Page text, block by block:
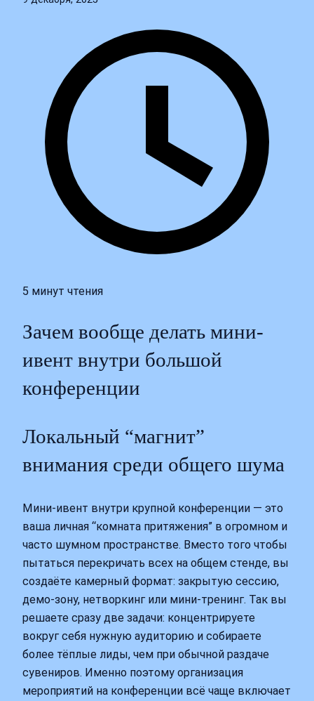
5 минут чтения
Зачем вообще делать мини-
ивент внутри большой
конференции
Локальный “магнит”
внимания среди общего шума
Мини-ивент внутри крупной конференции — это
ваша личная “комната притяжения” в огромном и
часто шумном пространстве. Вместо того чтобы
пытаться перекричать всех на общем стенде, вы
создаёте камерный формат: закрытую сессию,
демо-зону, нетворкинг или мини-тренинг. Так вы
решаете сразу две задачи: концентрируете
вокруг себя нужную аудиторию и собираете
более тёплые лиды, чем при обычной раздаче
сувениров. Именно поэтому организация
мероприятий на конференции всё чаще включает